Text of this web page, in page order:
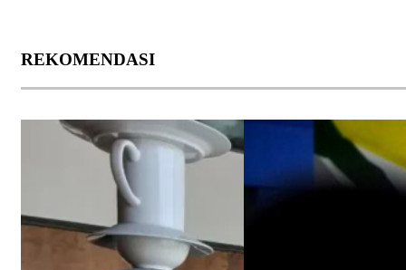
REKOMENDASI